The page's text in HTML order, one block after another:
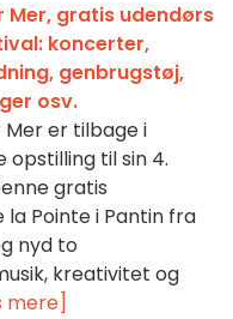
Mer, gratis udendørs
koncerter,
genbrugstøj,
osv.
Mer er tilbage i
til sin 4.
gratis
Pointe i Pantin fra
nyd to
kreativitet og
mere]